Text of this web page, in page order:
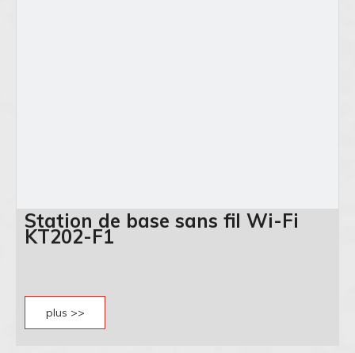
Station de base sans fil Wi-Fi
KT202-F1
plus >>